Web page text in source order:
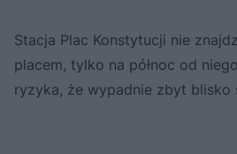
Stacja Plac Konstytucji nie
placem, tylko na północ od
ryzyka, że wypadnie zbyt blisko